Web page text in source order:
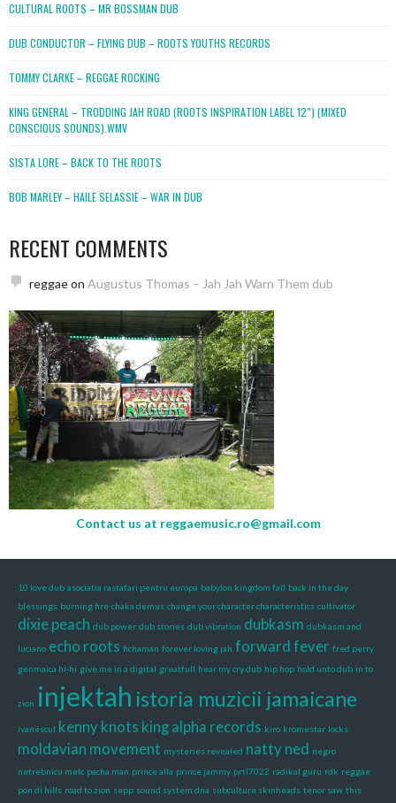
CULTURAL ROOTS – MR BOSSMAN DUB
DUB CONDUCTOR – FLYING DUB – ROOTS YOUTHS RECORDS
TOMMY CLARKE – REGGAE ROCKING
KING GENERAL – TRODDING JAH ROAD (ROOTS INSPIRATION LABEL 12″) (MIXED
CONSCIOUS SOUNDS).WMV
SISTA LORE – BACK TO THE ROOTS
BOB MARLEY – HAILE SELASSIE – WAR IN DUB
RECENT COMMENTS
reggaeon Augustus Thomas – Jah Jah Warn Them dub
Contact us at reggaemusic.ro@gmail.com
10 love dub asociatia rastafari pentru europa babylon kingdom fall back in the day
blessings burning fire chaka demus change your character characteristics cultivator
dixie peach dub power dub stories dub vibration dubkasm dubkasm and
luciano echo roots fichaman forever loving jah forward fever fred perry
genmaica hi-hi give me in a digital greatfull hear my cry dub hip hop hold unto dub in to
zion injektah istoria muzicii jamaicane
ivanescul kenny knots king alpha records kiro kromestar locks
moldavian movement mysteries revealed natty ned negro
netrebnicu melc pacha man prince alla prince jammy prtl7022 radikal guru rdk reggae
pon di hills road to zion sepp sound system dna subculture skinheads tenor saw this